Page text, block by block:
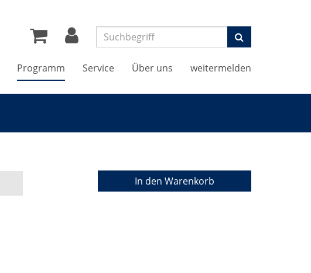
Suchen
Programm Service Über uns weitermelden
In den Warenkorb